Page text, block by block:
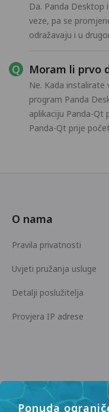
Da. Panda Desktop
veze, pa se
odražavaju i u
Moram li prvo
Ne. Kada instalirate
program Panda
aplikaciju Panda-Qt
Panda-Qt prije
Ponuda
O nama
Pravila privatnosti
Uvjeti pružanja usluge
Detalji poslužitelja
Provjera IP adrese